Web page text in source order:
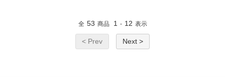
全 53 商品 1 - 12 表示
< Prev Next >